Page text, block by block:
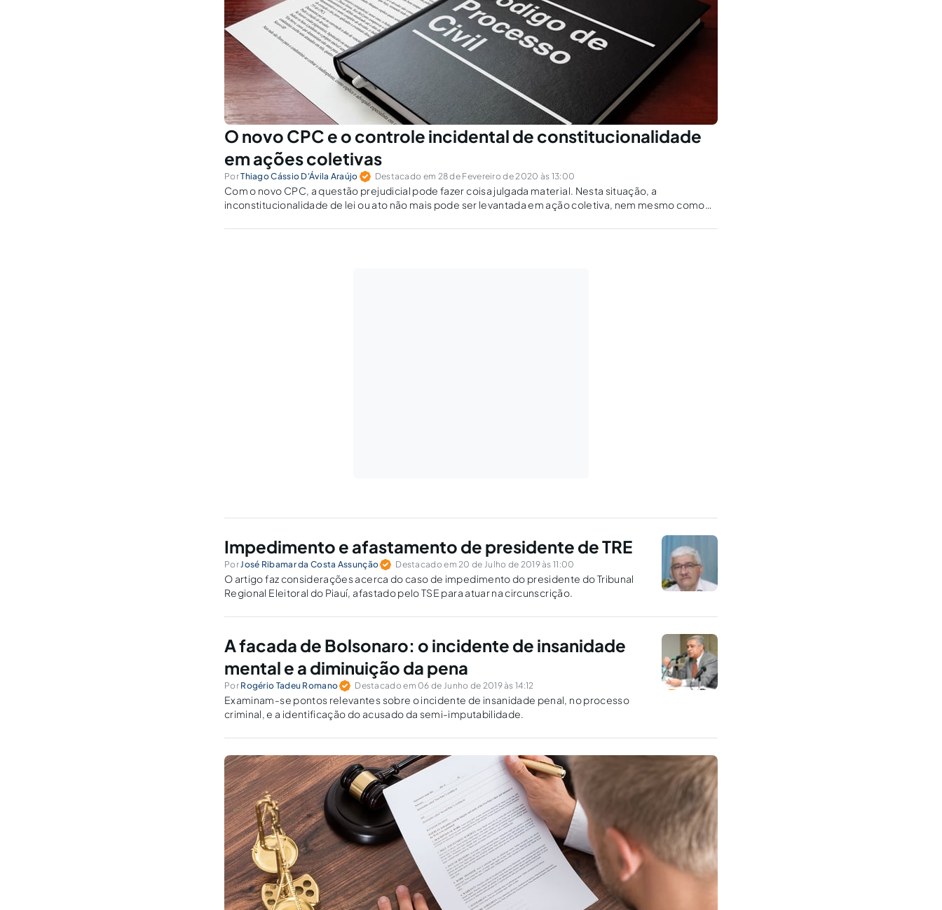
O novo CPC e o controle incidental de constitucionalidade
em ações coletivas
PorThiago Cássio D'Ávila Araújo Destacado em 28 de Fevereiro de 2020 às 13:00
Com o novo CPC, a questão prejudicial pode fazer coisa julgada material. Nesta situação, a
inconstitucionalidade de lei ou ato não mais pode ser levantada em ação coletiva, nem mesmo como
Impedimento e afastamento de presidente de TRE
PorJosé Ribamar da Costa Assunção Destacado em 20 de Julho de 2019 às 11:00
O artigo faz considerações acerca do caso de impedimento do presidente do Tribunal
Regional Eleitoral do Piauí, afastado pelo TSE para atuar na circunscrição.
A facada de Bolsonaro: o incidente de insanidade
mental e a diminuição da pena
Por Rogério Tadeu Romano Destacado em 06 de Junho de 2019 às 14:12
Examinam-se pontos relevantes sobre o incidente de insanidade penal, no processo
criminal, e a identificação do acusado da semi-imputabilidade.